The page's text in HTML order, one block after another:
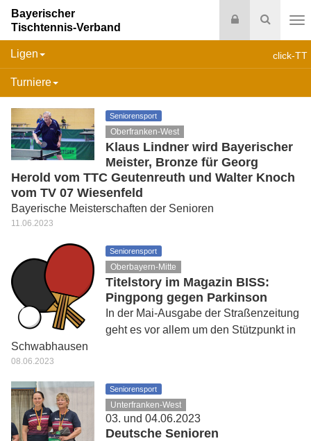
Suche
Login
Bayerischer
Tischtennis-Verband
click-TT
Ligen
Turniere
Seniorensport
Oberfranken-West
Klaus Lindner wird Bayerischer
Meister, Bronze für Georg
Herold vom TTC Geutenreuth und Walter Knoch
vom TV 07 Wiesenfeld
Bayerische Meisterschaften der Senioren
11.06.2023
Seniorensport
Oberbayern-Mitte
Titelstory im Magazin BISS:
Pingpong gegen Parkinson
In der Mai-Ausgabe der Straßenzeitung
geht es vor allem um den Stützpunkt in
Schwabhausen
08.06.2023
Seniorensport
Unterfranken-West
03. und 04.06.2023
Deutsche Senioren